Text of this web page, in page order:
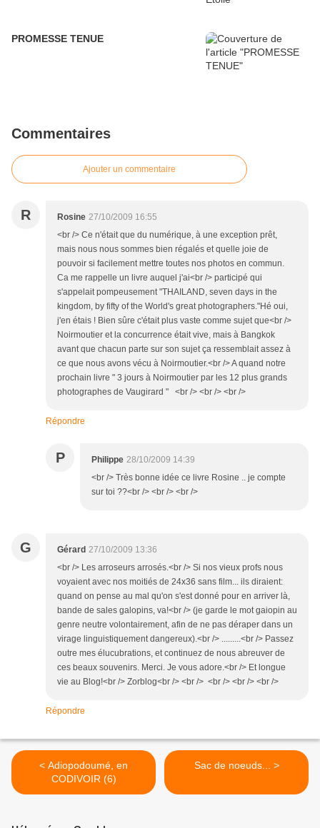
PROMESSE TENUE
Commentaires
Ajouter un commentaire
R Rosine 27/10/2009 16:55
<br /> Ce n'était que du numérique, à une exception prêt,
mais nous nous sommes bien régalés et quelle joie de
pouvoir si facilement mettre toutes nos photos en commun.
Ca me rappelle un livre auquel j'ai<br /> participé qui
s'appelait pompeusement "THAILAND, seven days in the
kingdom, by fifty of the World's great photographers."Hé oui,
j'en étais ! Bien sûre c'était plus vaste comme sujet que<br />
Noirmoutier et la concurrence était vive, mais à Bangkok
avant que chacun parte sur son sujet ça ressemblait assez à
ce que nous avons vécu à Noirmoutier.<br /> A quand notre
prochain livre " 3 jours à Noirmoutier par les 12 plus grands
photographes de Vaugirard " <br /> <br /> <br />
Répondre
P Philippe 28/10/2009 14:39
<br /> Très bonne idée ce livre Rosine .. je compte
sur toi ??<br /> <br /> <br />
G Gérard 27/10/2009 13:36
<br /> Les arroseurs arrosés.<br /> Si nos vieux profs nous
voyaient avec nos moitiés de 24x36 sans film... ils diraient:
quand on pense au mal qu'on s'est donné pour en arriver là,
bande de sales galopins, va!<br /> (je garde le mot gaiopin au
genre neutre volontairement, afin de ne pas déraper dans un
virage linguistiquement dangereux).<br /> .........<br /> Passez
outre mes élucubrations, et continuez de nous abreuver de
ces beaux souvenirs. Merci. Je vous adore.<br /> Et longue
vie au Blog!<br /> Zorblog<br /> <br /> <br /> <br /> <br />
Répondre
< Adiopodoumé, en
CODIVOIR (6)
Sac de noeuds... >